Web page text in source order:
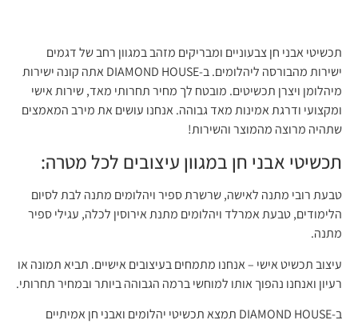
תכשיטי אבני חן צבעוניים ומבריקים מזהב במגוון רחב של דגמים
ישירות מהבורסה ליהלומים. ב-DIAMOND HOUSE אתה קונה ישירות
מיהלומן ויצרן תכשיטים. מובטח לך מחיר תחרותי מאד, שירות אישי
ומקצועי ודרגת אמינות מאד גבוהה. אנחנו עושים את מירב המאמצים
שתהיה מרוצה מהמוצר והשירות!
תכשיטי אבני חן במגוון עיצובים לכל מטרה:
טבעת רובי מתנה לאישה, שרשרת ספיר ויהלומים מתנה לבת לסיום
הלימודים, טבעת אמרלד ויהלומים מתנת אירוסין לכלה, עגילי ספיר
מתנה.
עיצוב תכשיט אישי – אנחנו מתמחים בעיצובים אישיים. תביא תמונה או
רעיון ואנחנו נהפוך אותו למוחשי ברמה הגבוהה ביותר ובמחיר תחרותי.
ב-DIAMOND HOUSE תמצא תכשיטי יהלומים ואבני חן אמיתיים